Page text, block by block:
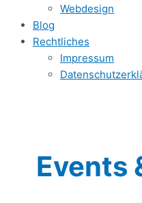
Webdesign
Blog
Rechtliches
Impressum
Events